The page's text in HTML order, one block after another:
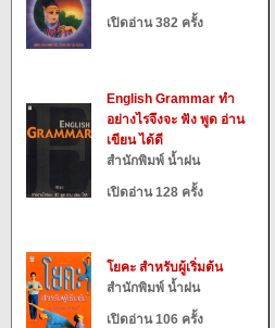
เปิดอ่าน 382 ครั้ง
English Grammar ทำ
อย่างไรจึงจะ ฟัง พูด อ่าน
เขียน ได้ดี
สำนักพิมพ์ น้ำฝน
เปิดอ่าน 128 ครั้ง
โยคะ สำหรับผู้เริ่มต้น
สำนักพิมพ์ น้ำฝน
เปิดอ่าน 106 ครั้ง